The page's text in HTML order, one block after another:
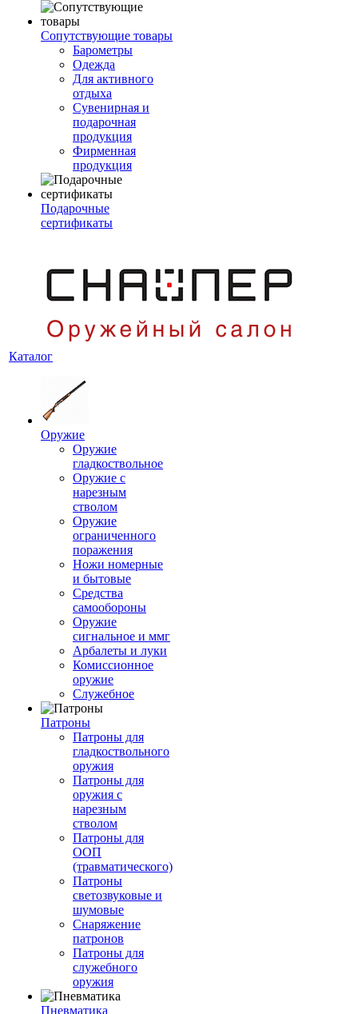
Сопутствующие товары
Барометры
Одежда
Для активного
отдыха
Сувенирная и
подарочная
продукция
Фирменная
продукция
Подарочные
сертификаты
Каталог
Оружие
Оружие
гладкоствольное
Оружие с
нарезным
стволом
Оружие
ограниченного
поражения
Ножи номерные
и бытовые
Средства
самообороны
Оружие
сигнальное и ммг
Арбалеты и луки
Комиссионное
оружие
Служебное
Патроны
Патроны для
гладкоствольного
оружия
Патроны для
оружия с
нарезным
стволом
Патроны для
ООП
(травматического)
Патроны
светозвуковые и
шумовые
Снаряжение
патронов
Патроны для
служебного
оружия
Пневматика